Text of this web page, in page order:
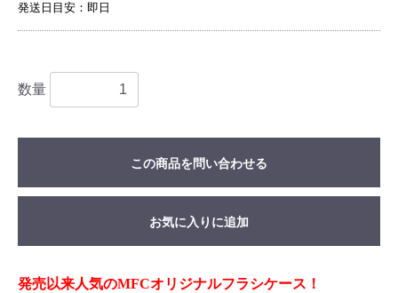
発送日目安：即日
数量
この商品を問い合わせる
お気に入りに追加
発売以来人気のMFCオリジナルフラシケース！